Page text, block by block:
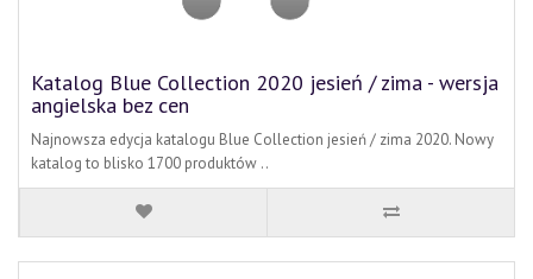
Katalog Blue Collection 2020 jesień / zima - wersja
angielska bez cen
Najnowsza edycja katalogu Blue Collection jesień / zima 2020. Nowy
katalog to blisko 1700 produktów ..